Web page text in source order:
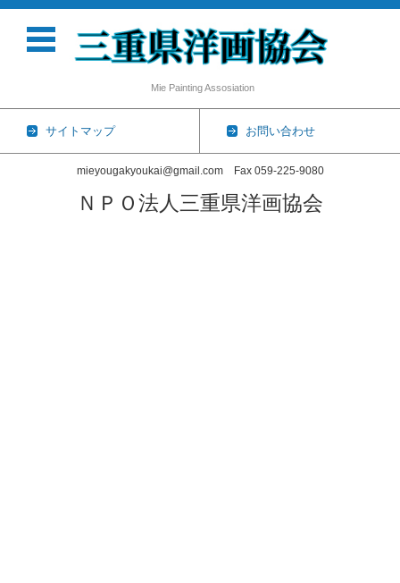
Mie Painting Assosiation
サイトマップ お問い合わせ
mieyougakyoukai@gmail.com Fax 059-225-9080
ＮＰＯ法人三重県洋画協会